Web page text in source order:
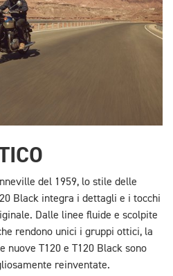
del 1959, lo stile delle
Black integra i dettagli e i tocchi
Dalle linee fluide e scolpite
rendono unici i gruppi ottici, la
nuove T120 e T120 Black sono
reinventate.